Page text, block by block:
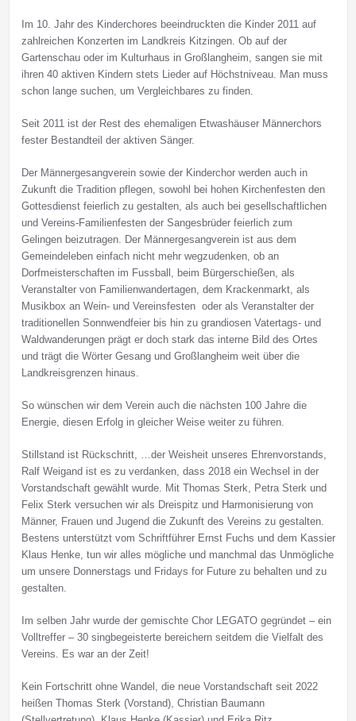
Im 10. Jahr des Kinderchores beeindruckten die Kinder 2011 auf
zahlreichen Konzerten im Landkreis Kitzingen. Ob auf der
Gartenschau oder im Kulturhaus in Großlangheim, sangen sie mit
ihren 40 aktiven Kindern stets Lieder auf Höchstniveau. Man muss
schon lange suchen, um Vergleichbares zu finden.
Seit 2011 ist der Rest des ehemaligen Etwashäuser Männerchors
fester Bestandteil der aktiven Sänger.
Der Männergesangverein sowie der Kinderchor werden auch in
Zukunft die Tradition pflegen, sowohl bei hohen Kirchenfesten den
Gottesdienst feierlich zu gestalten, als auch bei gesellschaftlichen
und Vereins-Familienfesten der Sangesbrüder feierlich zum
Gelingen beizutragen. Der Männergesangverein ist aus dem
Gemeindeleben einfach nicht mehr wegzudenken, ob an
Dorfmeisterschaften im Fussball, beim Bürgerschießen, als
Veranstalter von Familienwandertagen, dem Krackenmarkt, als
Musikbox an Wein- und Vereinsfesten oder als Veranstalter der
traditionellen Sonnwendfeier bis hin zu grandiosen Vatertags- und
Waldwanderungen prägt er doch stark das interne Bild des Ortes
und trägt die Wörter Gesang und Großlangheim weit über die
Landkreisgrenzen hinaus.
So wünschen wir dem Verein auch die nächsten 100 Jahre die
Energie, diesen Erfolg in gleicher Weise weiter zu führen.
Stillstand ist Rückschritt, …der Weisheit unseres Ehrenvorstands,
Ralf Weigand ist es zu verdanken, dass 2018 ein Wechsel in der
Vorstandschaft gewählt wurde. Mit Thomas Sterk, Petra Sterk und
Felix Sterk versuchen wir als Dreispitz und Harmonisierung von
Männer, Frauen und Jugend die Zukunft des Vereins zu gestalten.
Bestens unterstützt vom Schriftführer Ernst Fuchs und dem Kassier
Klaus Henke, tun wir alles mögliche und manchmal das Unmögliche
um unsere Donnerstags und Fridays for Future zu behalten und zu
gestalten.
Im selben Jahr wurde der gemischte Chor LEGATO gegründet – ein
Volltreffer – 30 singbegeisterte bereichern seitdem die Vielfalt des
Vereins. Es war an der Zeit!
Kein Fortschritt ohne Wandel, die neue Vorstandschaft seit 2022
heißen Thomas Sterk (Vorstand), Christian Baumann